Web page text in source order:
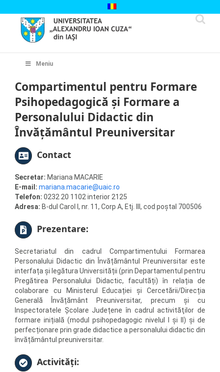
to
content
Meniu
Compartimentul pentru Formare
Psihopedagogică și Formare a
Personalului Didactic din
Învățământul Preuniversitar
Contact
Secretar: Mariana MACARIE
E-mail: mariana.macarie@uaic.ro
Telefon: 0232 20 1102 interior 2125
Adresa: B-dul Carol I, nr. 11, Corp A, Etj. III, cod poștal 700506
Prezentare:
Secretariatul din cadrul Compartimentului Formarea
Personalului Didactic din Învățământul Preuniversitar este
interfața și legătura Universității (prin Departamentul pentru
Pregătirea Personalului Didactic, facultăți) în relația de
colaborare cu Ministerul Educației și Cercetării/Direcția
Generală Învățământ Preuniversitar, precum și cu
Inspectoratele Școlare Județene în cadrul activităţilor de
formare inițială (modul psihopedagogic nivelul I și II) și de
perfecționare prin grade didactice a personalului didactic din
învățământul preuniversitar.
Activități: